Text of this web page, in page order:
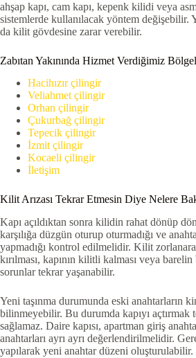
ahşap kapı, cam kapı, kepenk kilidi veya
sistemlerde kullanılacak yöntem değişebilir.
da kilit gövdesine zarar verebilir.
Zabıtan Yakınında Hizmet Verdiğimiz
Hacihızır çilingir
Veliahmet çilingir
Orhan çilingir
Çukurbağ çilingir
Tepecik çilingir
İzmit çilingir
Kocaeli çilingir
İletişim
Kilit Arızası Tekrar Etmesin Diye Nelere
Kapı açıldıktan sonra kilidin rahat dönüp
karşılığa düzgün oturup oturmadığı ve
yapmadığı kontrol edilmelidir. Kilit
kırılması, kapının kilitli kalması veya
sorunlar tekrar yaşanabilir.
Yeni taşınma durumunda eski anahtarların
bilinmeyebilir. Bu durumda kapıyı açtırmak
sağlamaz. Daire kapısı, apartman giriş
anahtarları ayrı ayrı değerlendirilmelidir.
yapılarak yeni anahtar düzeni oluşturulabilir.